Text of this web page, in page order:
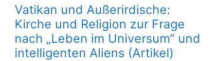
Vatikan und Außerirdische:
Kirche und Religion zur Frage
nach „Leben im Universum“ und
intelligenten Aliens (Artikel)